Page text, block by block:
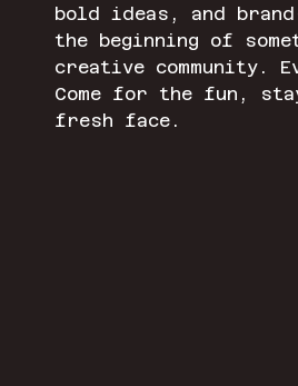
bold ideas, and
the beginning of
creative community.
Come for the fun,
fresh face.